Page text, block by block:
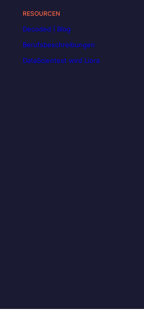
RESOURCEN
Decoded | Blog
Berufsbeschreibungen
DataScientest wird Liora